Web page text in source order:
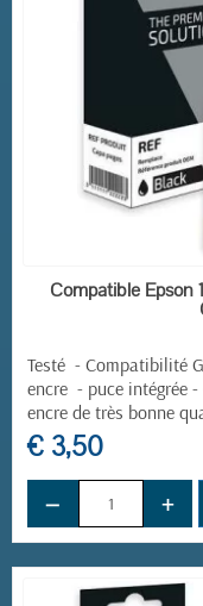
Compatible Epson
Testé - Compatibilité
encre - puce intégrée -
encre de très bonne
€ 3,50
− +